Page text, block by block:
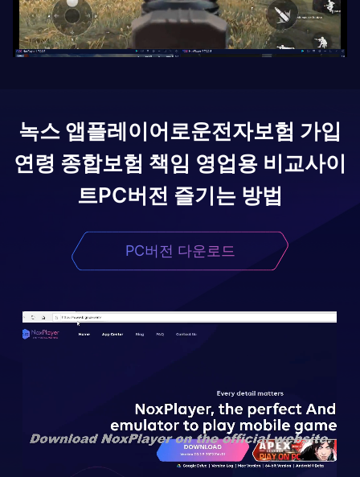
녹스 앱플레이어로운전자보험 가입
연령 종합보험 책임 영업용 비교사이
트PC버전 즐기는 방법
PC버전 다운로드